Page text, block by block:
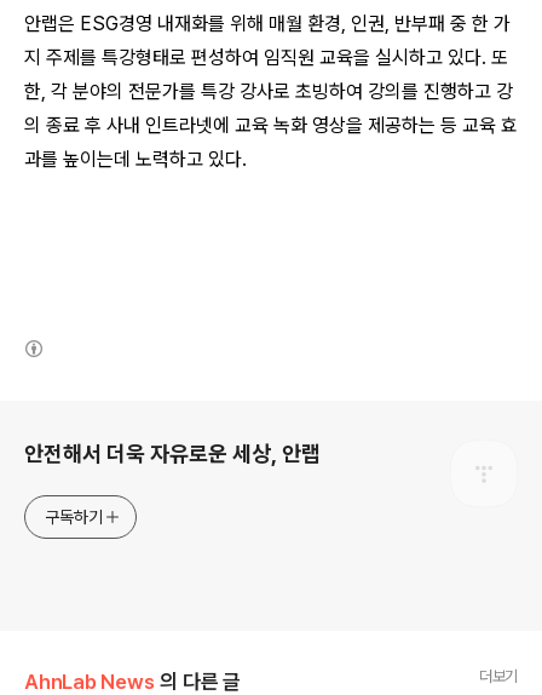
안랩은 ESG경영 내재화를 위해 매월 환경, 인권, 반부패 중 한 가
지 주제를 특강​형태로 편성하여 ​임직원 교육을 실시하고 있다. 또
한, 각 분야의 전문가를 특강 강사로 초빙하여 강의를 진행하고 강
의 종료 후 사내 인트라넷에 교육 녹화 영상을 제공하는 등 교육 효
과를 높이는데 노력하고 있다.
안전해서 더욱 자유로운 세상, 안랩
구독하기
AhnLab News 의 다른 글 더보기